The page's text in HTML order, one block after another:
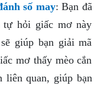
số may: Bạn đã
tự hỏi giấc mơ này
giúp bạn giải mã
mơ thấy mèo cắn
liên quan, giúp bạn